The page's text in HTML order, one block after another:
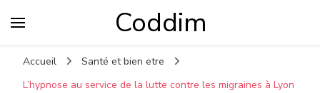
Coddim
Accueil
Santé et bien etre
L’hypnose au service de la lutte contre les migraines à Lyon